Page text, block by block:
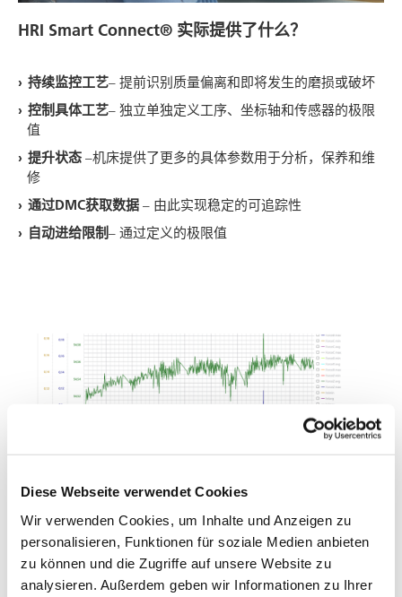
Diese Webseite verwendet Cookies
Wir verwenden Cookies, um Inhalte und Anzeigen zu
personalisieren, Funktionen für soziale Medien anbieten
zu können und die Zugriffe auf unsere Website zu
analysieren. Außerdem geben wir Informationen zu Ihrer
HRI Smart Connect® 实际提供了什么？
持续监控工艺– 提前识别质量偏离和即将发生的磨损或破坏
控制具体工艺– 独立单独定义工序、坐标轴和传感器的极限
值
提升状态 –机床提供了更多的具体参数用于分析，保养和维
修
通过DMC获取数据 – 由此实现稳定的可追踪性
自动进给限制– 通过定义的极限值
通过HRI Smart Connect®限制进给